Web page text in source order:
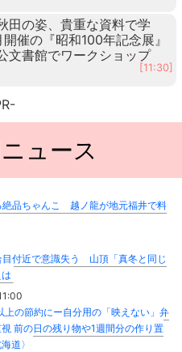
田の姿、貴重な資料で学
催の『昭和100年記念展』
文書館でワークショップ
[11:30]
ュース
絶品ちゃんこ 越ノ龍が地元福井で料
付近で意識失う 山頂「真冬と同じ
上の節約にー自分用の「映えない」弁
前の日の残り物や1週間分の作り置
道〉